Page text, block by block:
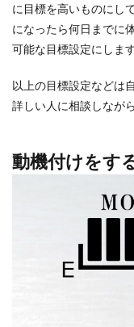
に目標を高いものにし
になったら何日までに
可能な目標設定にします
以上の目標設定などは
詳しい人に相談しなが
動機付けをす